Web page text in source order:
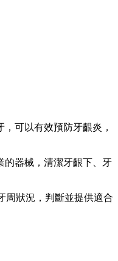
可以有效預防牙齦炎，
器械，清潔牙齦下、牙
狀況，判斷並提供適合